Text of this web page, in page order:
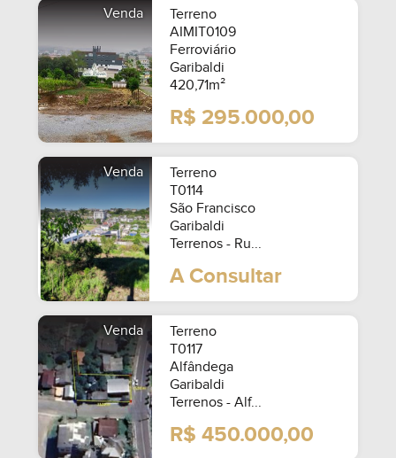
SEMIMOBILIADO
Venda
Terreno
AIMIT0109
Ferroviário
Garibaldi
420,71m²
R$ 295.000,00
Venda
Terreno
T0114
São Francisco
Garibaldi
Terrenos - Ru...
A Consultar
Venda
Terreno
T0117
Alfândega
Garibaldi
Terrenos - Alf...
R$ 450.000,00